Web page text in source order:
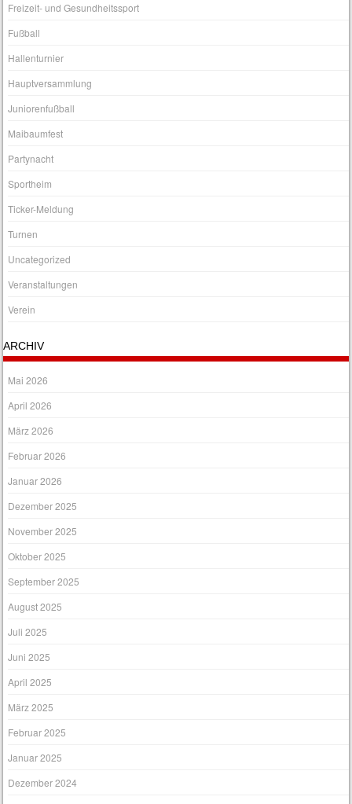
Freizeit- und Gesundheitssport
Fußball
Hallenturnier
Hauptversammlung
Juniorenfußball
Maibaumfest
Partynacht
Sportheim
Ticker-Meldung
Turnen
Uncategorized
Veranstaltungen
Verein
ARCHIV
Mai 2026
April 2026
März 2026
Februar 2026
Januar 2026
Dezember 2025
November 2025
Oktober 2025
September 2025
August 2025
Juli 2025
Juni 2025
April 2025
März 2025
Februar 2025
Januar 2025
Dezember 2024